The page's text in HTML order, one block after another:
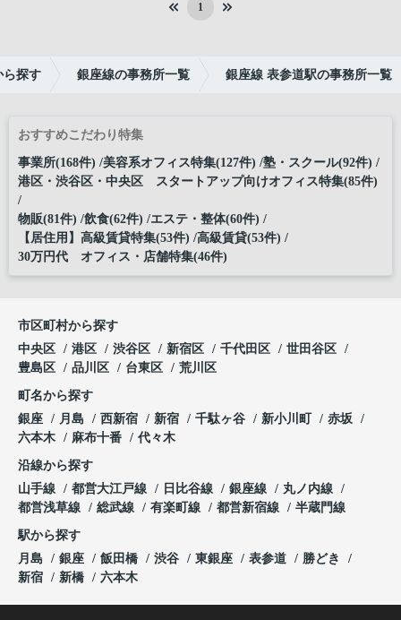
1
ら探す 銀座線の事務所一覧 銀座線 表参道駅の事務所一覧
おすすめこだわり特集
事業所(168件) 美容系オフィス特集(127件) 塾・スクール(92件)
港区・渋谷区・中央区 スタートアップ向けオフィス特集(85件)
物販(81件) 飲食(62件) エステ・整体(60件)
【居住用】高級賃貸特集(53件) 高級賃貸(53件)
30万円代 オフィス・店舗特集(46件)
市区町村から探す
中央区
港区 渋谷区 新宿区 千代田区
世田谷区
豊島区
品川区 台東区 荒川区
町名から探す
銀座
月島 西新宿 新宿 千駄ヶ谷 新小川町
赤坂
六本木
麻布十番 代々木
沿線から探す
山手線
都営大江戸線 日比谷線 銀座線
丸ノ内線
都営浅草線
総武線 有楽町線 都営新宿線 半蔵門線
駅から探す
月島
銀座 飯田橋 渋谷 東銀座 表参道
勝どき
新宿
新橋 六本木